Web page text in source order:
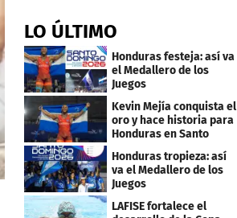
LO ÚLTIMO
Honduras festeja: así va
el Medallero de los
Juegos
Centroamericanos y
Caribe 2026
Kevin Mejía conquista el
oro y hace historia para
Honduras en Santo
Honduras tropieza: así
va el Medallero de los
Juegos
Centroamericanos y
Caribe 2026
LAFISE fortalece el